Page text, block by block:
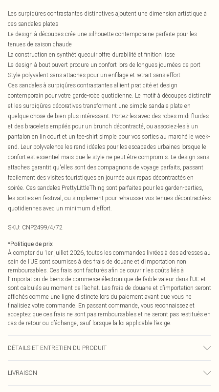
Les surpiqûres contrastantes distinctives ajoutent une dimension artistique à
ces sandales plates
Le design à découpes crée une silhouette contemporaine parfaite pour les
tenues de saison chaude
La construction en synthétiquecuir offre durabilité et finition lisse
Le design à bout ouvert procure un confort lors de longues journées de port
Style polyvalent sans attaches pour un enfilage et retrait sans effort
Ces sandales à surpiqûres contrastantes allient praticité et design
contemporain pour votre garde-robe quotidienne. Le motif à découpes distinctif
et les surpiqûres décoratives transforment une simple sandale plate en
quelque chose de bien plus intéressant. Portez-les avec des robes midi fluides
et des bracelets empilés pour un brunch décontracté, ou associez-les à un
pantalon en lin court et un tee-shirt simple pour vos sorties au marché le week-
end. Leur polyvalence les rend idéales pour les escapades urbaines lorsque le
confort est essentiel mais que le style ne peut être compromis. Le design sans
attaches garantit qu'elles sont des compagnons de voyage parfaits, passant
facilement des visites touristiques en journée aux repas décontractés en
soirée. Ces sandales PrettyLittleThing sont parfaites pour les garden-parties,
les sorties en festival, ou simplement pour rehausser vos tenues décontractées
quotidiennes avec un minimum d'effort.
SKU: CNP2499/4/72
*Politique de prix
À compter du 1er juillet 2026, toutes les commandes livrées à des adresses au
sein de l’UE sont soumises à des frais de douane et d’importation non
remboursables. Ces frais sont facturés afin de couvrir les coûts liés à
l’importation de biens de commerce électronique de faible valeur dans l’UE et
sont calculés au moment de l’achat. Les frais de douane et d’importation seront
affichés comme une ligne distincte lors du paiement avant que vous ne
finalisiez votre commande. En passant commande, vous reconnaissez et
acceptez que ces frais ne sont pas remboursables et ne seront pas restitués en
cas de retour ou d’échange, sauf lorsque la loi applicable l’exige.
DÉTAILS ET ENTRETIEN DU PRODUIT
déteindre.
LIVRAISON